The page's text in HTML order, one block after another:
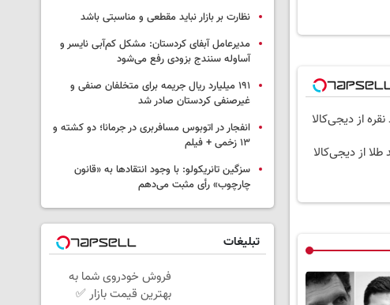
از دیجی‌کالا
از دیجی‌کالا
نظارت بر بازار نباید مقطعی و مناسبتی باشد
مدیرعامل آبفای کردستان: مشکل کم‌آبی نایسر و
آساوله سنندج بزودی رفع می‌شود
۱۹۱ میلیارد ریال جریمه برای متخلفان صنفی و
غیرصنفی کردستان صادر شد
انفجار در اتوبوس مسافربری در جرمانا؛ دو کشته و
۱۳ زخمی + فیلم
سزگین تانریکولو: با وجود انتقادها به «قانون
چارچوب» رأی مثبت می‌دهم
تبلیغات
فروش خودروی شما به
بهترین قیمت بازار ✅